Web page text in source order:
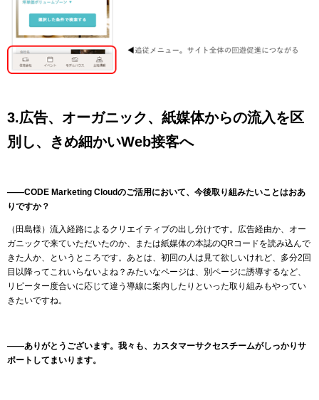
3.広告、オーガニック、紙媒体からの流入を区
別し、きめ細かいWeb接客へ
――CODE Marketing Cloudのご活用において、今後取り組みたいことはおあ
りですか？
（田島様）流入経路によるクリエイティブの出し分けです。広告経由か、オー
ガニックで来ていただいたのか、または紙媒体の本誌のQRコードを読み込んで
きた人か、というところです。あとは、初回の人は見て欲しいけれど、多分2回
目以降ってこれいらないよね？みたいなページは、別ページに誘導するなど、
リピーター度合いに応じて違う導線に案内したりといった取り組みもやってい
きたいですね。
――ありがとうございます。我々も、カスタマーサクセスチームがしっかりサ
ポートしてまいります。